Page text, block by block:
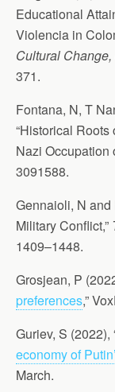
Educational
Violencia in
Cultural
371.
Fontana, N, T
“Historical
Nazi Occupation
3091588.
Gennaioli, N and
Military Conflict,”
1409–1448.
Grosjean, P
preferences,”
Guriev, S (2022),
economy of
March.